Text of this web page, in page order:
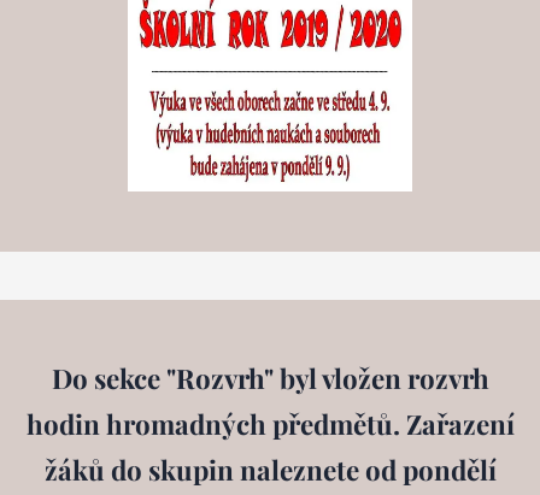
Do sekce "Rozvrh" byl vložen rozvrh
hodin hromadných předmětů. Zařazení
žáků do skupin naleznete od pondělí